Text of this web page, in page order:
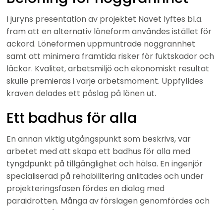
I juryns presentation av projektet Navet lyftes bl.a.
fram att en alternativ löneform användes istället för
ackord. Löneformen uppmuntrade noggrannhet
samt att minimera framtida risker för fuktskador och
läckor. Kvalitet, arbetsmiljö och ekonomiskt resultat
skulle premieras i varje arbetsmoment. Uppfylldes
kraven delades ett påslag på lönen ut.
Ett badhus för alla
En annan viktig utgångspunkt som beskrivs, var
arbetet med att skapa ett badhus för alla med
tyngdpunkt på tillgänglighet och hälsa. En ingenjör
specialiserad på rehabilitering anlitades och under
projekteringsfasen fördes en dialog med
paraidrotten. Många av förslagen genomfördes och